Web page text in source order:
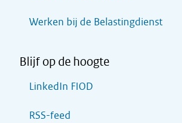
Werken bij de Belastingdienst
Blijf op de hoogte
LinkedIn FIOD
RSS-feed